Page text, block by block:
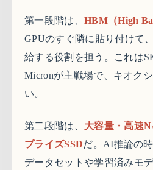
第一段階は、 HBM（High
GPUのすぐ隣に貼り付けて
給する役割を担う。これは
Micronが主戦場で、キオク
い。
第二段階は、 大容量・高速
プライズSSDだ。AI推論の
データセットや学習済みモ